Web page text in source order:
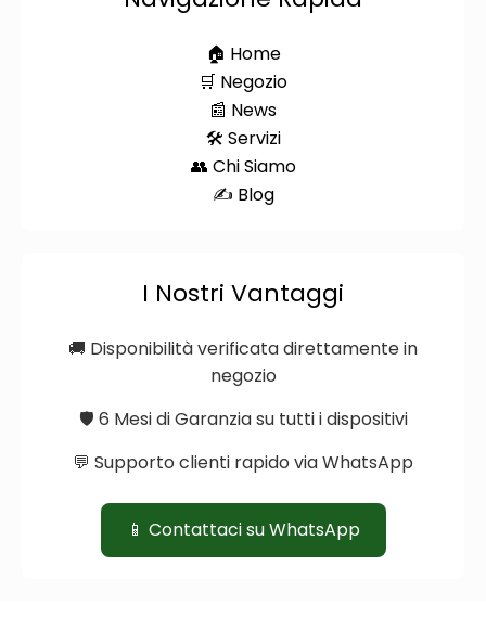
🏠 Home
🛒 Negozio
📰 News
🛠️ Servizi
👥 Chi Siamo
✍️ Blog
I Nostri Vantaggi
🚚 Disponibilità verificata direttamente in
negozio
🛡️ 6 Mesi di Garanzia su tutti i dispositivi
💬 Supporto clienti rapido via WhatsApp
📱 Contattaci su WhatsApp